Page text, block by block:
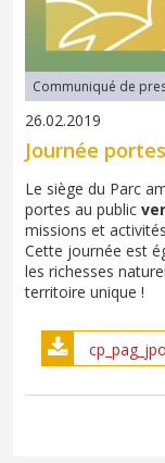
Communiqué de
26.02.2019
Journée
Le siège du Parc
portes au public
missions et
Cette journée est
les richesses
territoire unique !